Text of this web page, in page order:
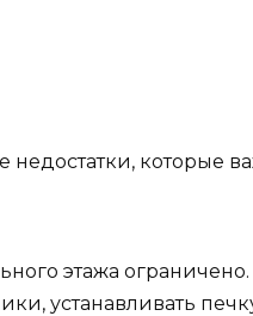
которые
этажа
устанавливать